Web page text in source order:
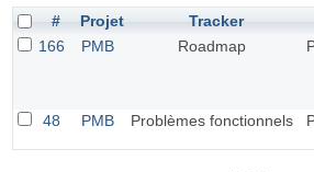
# Projet Tracker
166
PMB Roadmap
48
PMB Problèmes fonctionnels